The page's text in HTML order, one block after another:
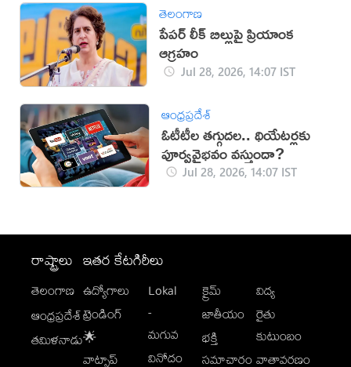
తెలంగాణ
పేపర్ లీక్ బిల్లుపై ప్రియాంక
ఆగ్రహం
Jul 28, 2026, 14:07 IST
ఆంధ్రప్రదేశ్
ఓటీటీల తగ్గుదల.. థియేటర్లకు
పూర్వవైభవం వస్తుందా?
Jul 28, 2026, 14:07 IST
రాష్ట్రాలు
తెలంగాణ
ఆంధ్రప్రదేశ్
తమిళనాడు
ఇతర కేటగిరీలు
ఉద్యోగాలు
ట్రెండింగ్
🌟
వాట్సాప్
Lokal
-
మగువ
వినోదం
క్రైమ్
జాతీయం
భక్తి
సమాచారం
విద్య
రైతు
కుటుంబం
వాతావరణం